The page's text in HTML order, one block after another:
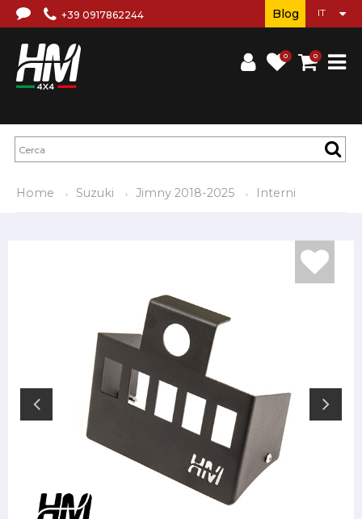
+39 0917862244
0 0
Blog
Home Suzuki Jimny 2018-2025 Interni